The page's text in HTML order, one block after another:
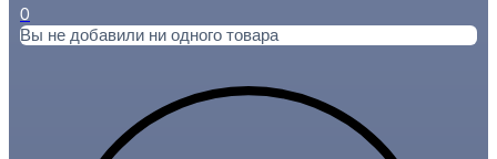
0
Вы не добавили ни одного товара